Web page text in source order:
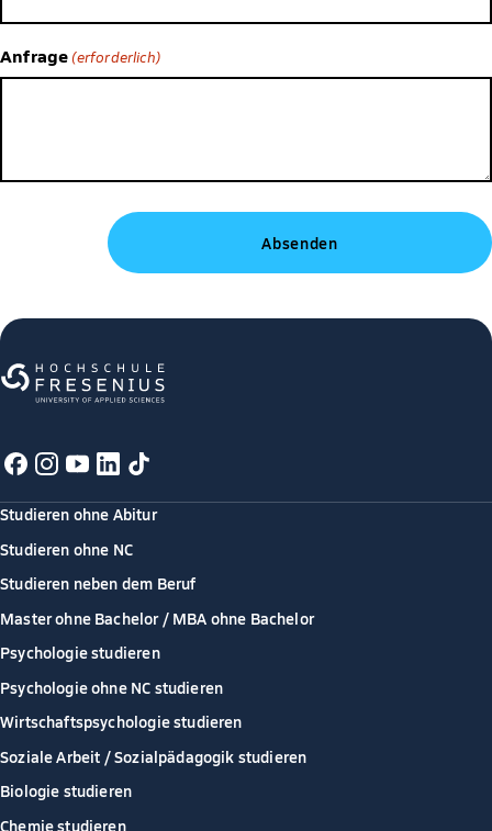
Anfrage (erforderlich)
Studieren ohne Abitur
Studieren ohne NC
Studieren neben dem Beruf
Master ohne Bachelor / MBA ohne Bachelor
Psychologie studieren
Psychologie ohne NC studieren
Wirtschaftspsychologie studieren
Soziale Arbeit / Sozialpädagogik studieren
Biologie studieren
Chemie studieren